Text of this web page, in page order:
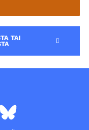
TAI